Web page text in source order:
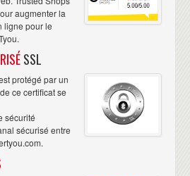
augmenter la
ligne pour le
SSL
protégé par un
ce certificat se
sécurité
sécurisé entre